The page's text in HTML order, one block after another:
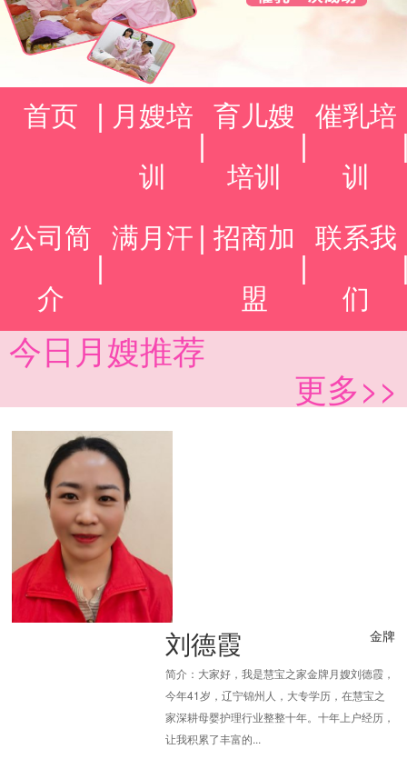
首页
月嫂培
训
育儿嫂
培训
催乳培
训
公司简
介
满月汗 招商加
盟
联系我
们
今日月嫂推荐
更多>>
刘德霞 金牌
简介：大家好，我是慧宝之家金牌月嫂刘德霞，
今年41岁，辽宁锦州人，大专学历，在慧宝之
家深耕母婴护理行业整整十年。十年上户经历，
让我积累了丰富的...